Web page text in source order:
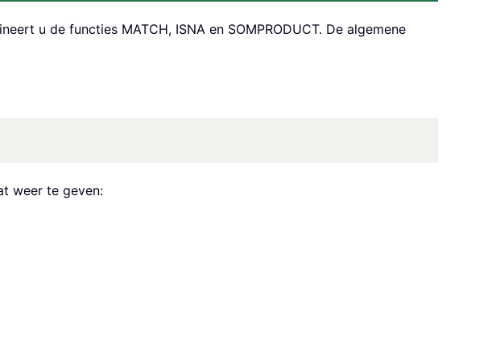
u de functies MATCH, ISNA en SOMPRODUCT. De algemene
weer te geven: